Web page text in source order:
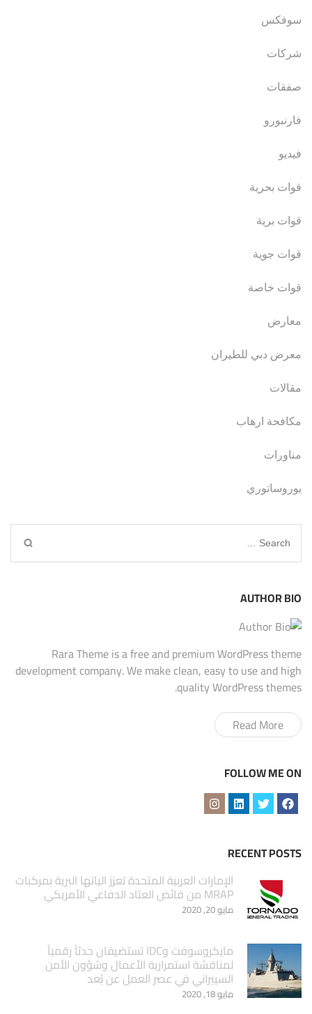
سوفكس
شركات
صفقات
فارنبورو
فيديو
قوات بحرية
قوات برية
قوات جوية
قوات خاصة
معارض
معرض دبي للطيران
مقالات
مكافحة ارهاب
مناورات
يوروساتوري
Search
for:
AUTHOR BIO
Rara Theme is a free and premium WordPress theme
development company. We make clean, easy to use and high
quality WordPress themes.
Read More
FOLLOW ME ON
RECENT POSTS
الإمارات العربية المتحدة تعزز الياتها البرية بمركبات
MRAP من فائض العتاد الدفاعي الأمريكي
مايو 20, 2020
مايكروسوفت وIDC تستضيفان حدثاً رقمياً
لمناقشة استمرارية الأعمال وشؤون الأمن
السيبراني في عصر العمل عن بُعد
مايو 18, 2020